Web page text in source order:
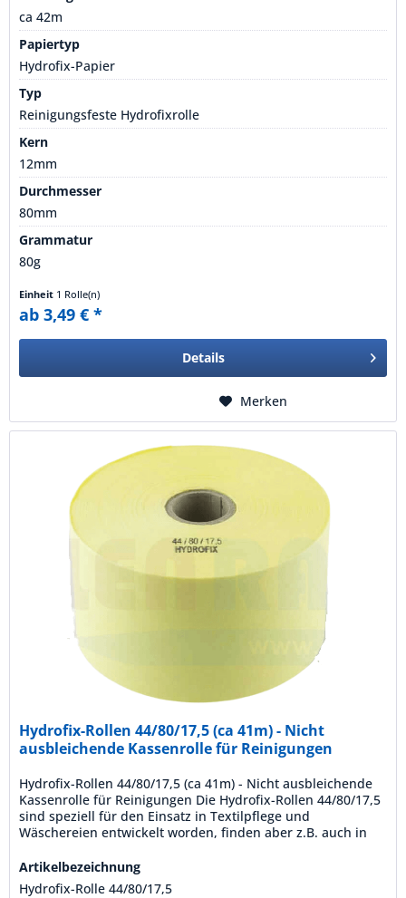
ca 42m
Papiertyp
Hydrofix-Papier
Typ
Reinigungsfeste Hydrofixrolle
Kern
12mm
Durchmesser
80mm
Grammatur
80g
Einheit 1 Rolle(n)
ab 3,49 € *
Details
Merken
Hydrofix-Rollen 44/80/17,5 (ca 41m) - Nicht
ausbleichende Kassenrolle für Reinigungen
Hydrofix-Rollen 44/80/17,5 (ca 41m) - Nicht ausbleichende
Kassenrolle für Reinigungen Die Hydrofix-Rollen 44/80/17,5
sind speziell für den Einsatz in Textilpflege und
Wäschereien entwickelt worden, finden aber z.B. auch in
ca. 41 Metern und aus waschfestem HYDROFIX-Papier
hergestellt, sind diese Rollen eine zuverlässige...
Artikelbezeichnung
Hydrofix-Rolle 44/80/17,5